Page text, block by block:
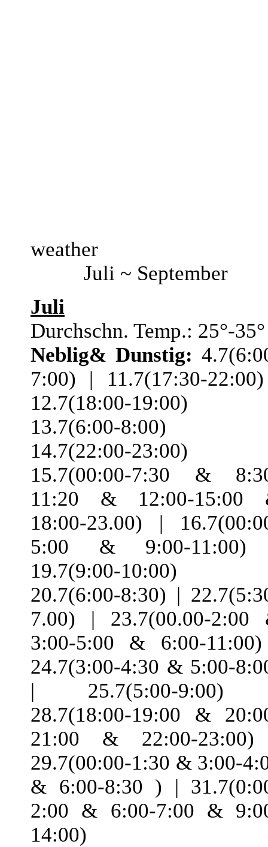
weather
Juli ~ September
Juli
Durchschn. Temp.: 25°-35°
Neblig& Dunstig:
7:00) | 11.7(17:30-
12.7(18:00-
13.7(6:00-8:00)
14.7(22:00-
15.7(00:00-7:30 &
11:20 & 12:00-15:00
18:00-23.00) |
5:00 & 9:00-
19.7(9:00-
20.7(6:00-8:30) |
7.00) | 23.7(00.00-2:00
3:00-5:00 & 6:00-
24.7(3:00-4:30 & 5:00-
| 25.7(5:00-
28.7(18:00-19:00 &
21:00 & 22:00-
29.7(00:00-1:30 & 3:00-
& 6:00-8:30 ) |
2:00 & 6:00-7:00 &
14:00)